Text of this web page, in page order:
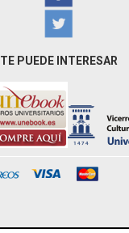
TE PUEDE INTERESAR